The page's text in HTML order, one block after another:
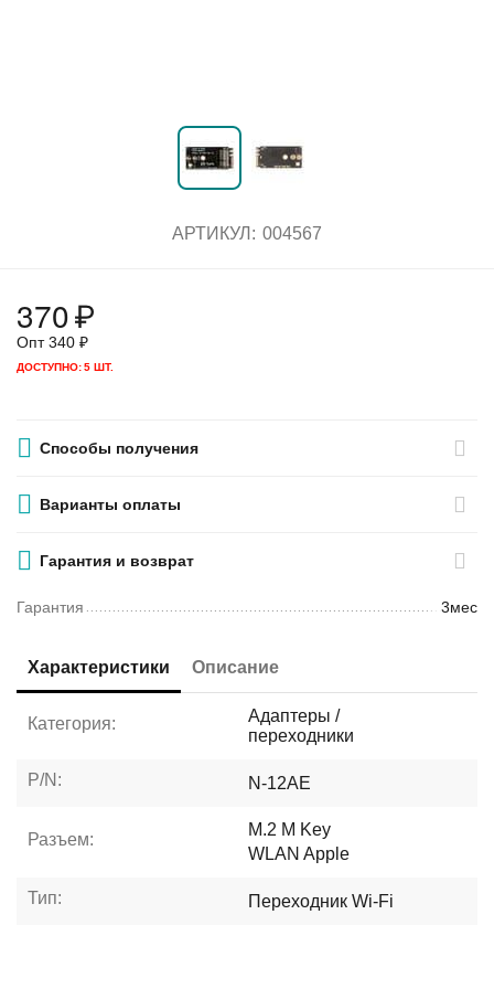
АРТИКУЛ: 004567
370₽
Опт340 ₽
ДОСТУПНО:5 ШТ.
Способы получения
Варианты оплаты
Гарантия и возврат
Гарантия 3мес
Характеристики Описание
Категория:
Адаптеры /
переходники
P/N: N-12AE
Разъем:
M.2 M Key
WLAN Apple
Тип: Переходник Wi-Fi